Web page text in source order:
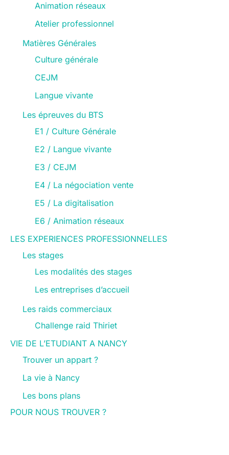
Animation réseaux
Atelier professionnel
Matières Générales
Culture générale
CEJM
Langue vivante
Les épreuves du BTS
E1 / Culture Générale
E2 / Langue vivante
E3 / CEJM
E4 / La négociation vente
E5 / La digitalisation
E6 / Animation réseaux
LES EXPERIENCES PROFESSIONNELLES
Les stages
Les modalités des stages
Les entreprises d’accueil
Les raids commerciaux
Challenge raid Thiriet
VIE DE L’ETUDIANT A NANCY
Trouver un appart ?
La vie à Nancy
Les bons plans
POUR NOUS TROUVER ?